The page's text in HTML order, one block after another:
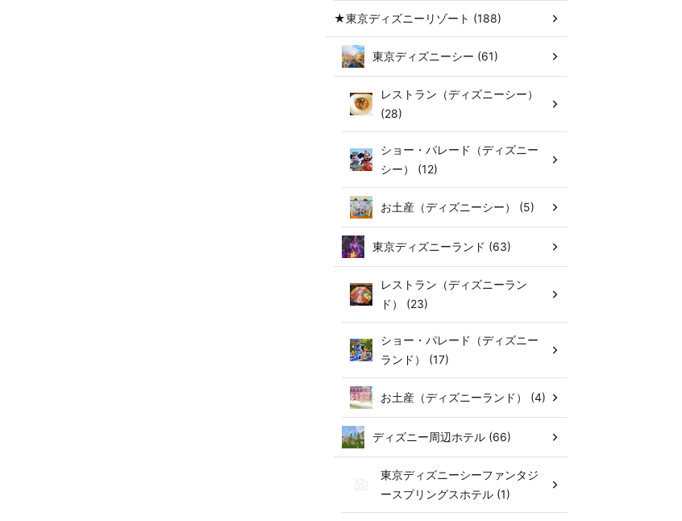
★東京ディズニーリゾート (188)
東京ディズニーシー (61)
レストラン（ディズニーシー）
(28)
ショー・パレード（ディズニー
シー） (12)
お土産（ディズニーシー） (5)
東京ディズニーランド (63)
レストラン（ディズニーラン
ド） (23)
ショー・パレード（ディズニー
ランド） (17)
お土産（ディズニーランド） (4)
ディズニー周辺ホテル (66)
東京ディズニーシーファンタジ
ースプリングスホテル (1)